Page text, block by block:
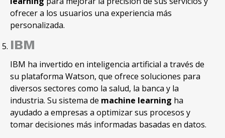
ofrecer a los usuarios una experiencia más
personalizada.
IBM
IBM ha invertido en inteligencia artificial a través de
su plataforma Watson, que ofrece soluciones para
diversos sectores como la salud, la banca y la
industria. Su sistema de machine learning ha
ayudado a empresas a optimizar sus procesos y
tomar decisiones más informadas basadas en datos.